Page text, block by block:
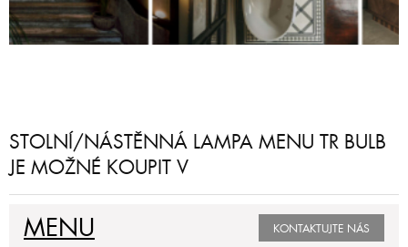
STOLNÍ/NÁSTĚNNÁ LAMPA MENU TR BULB
JE MOŽNÉ KOUPIT V
MENU KONTAKTUJTE NÁS